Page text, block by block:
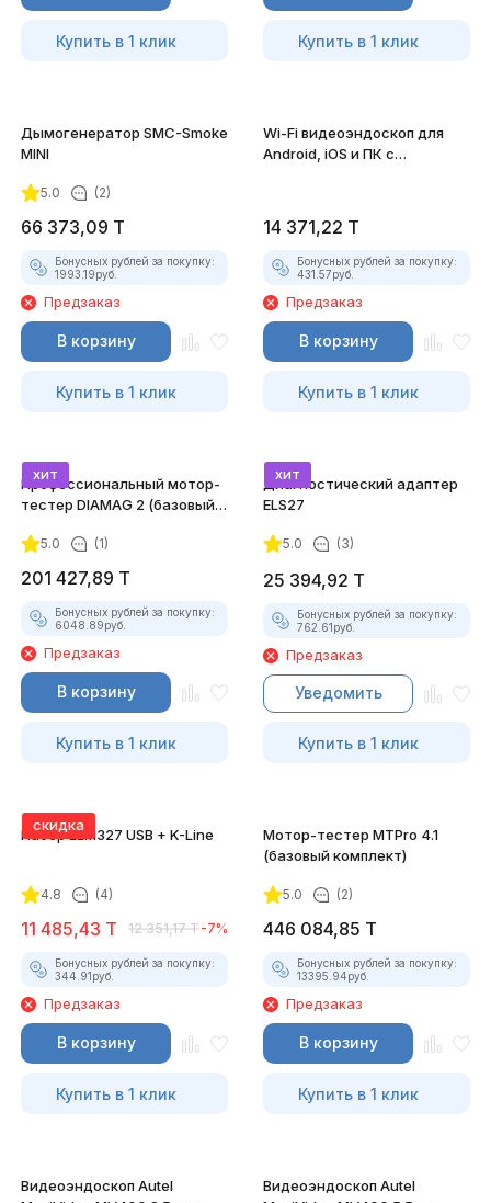
Купить в 1 клик Купить в 1 клик
Дымогенератор SMC-Smoke
MINI
5.0 (2)
66 373,09 T
Бонусных рублей за покупку:
1993.19руб.
Предзаказ
В корзину
Купить в 1 клик
Wi-Fi видеоэндоскоп для
Android, iOS и ПК с
14 371,22 T
Бонусных рублей за покупку:
431.57руб.
Предзаказ
В корзину
Купить в 1 клик
хит
Профессиональный мотор-
тестер DIAMAG 2 (базовый
5.0 (1)
201 427,89 T
Бонусных рублей за покупку:
6048.89руб.
Предзаказ
В корзину
Купить в 1 клик
хит
Диагностический адаптер
ELS27
5.0 (3)
25 394,92 T
Бонусных рублей за покупку:
762.61руб.
Предзаказ
Уведомить
Купить в 1 клик
скидка
Набор ELM327 USB + K-Line
4.8 (4)
11 485,43 T 12 351,17 T-7%
Бонусных рублей за покупку:
344.91руб.
Предзаказ
В корзину
Купить в 1 клик
Мотор-тестер MTPro 4.1
(базовый комплект)
5.0 (2)
446 084,85 T
Бонусных рублей за покупку:
13395.94руб.
Предзаказ
В корзину
Купить в 1 клик
Видеоэндоскоп Autel
Видеоэндоскоп Autel